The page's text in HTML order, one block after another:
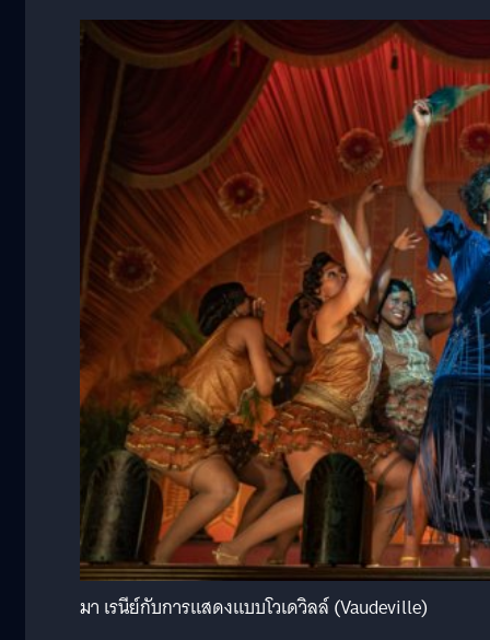
มา เรนีย์กับการแสดงแบบโวเดวิลล์ (Vaudeville)